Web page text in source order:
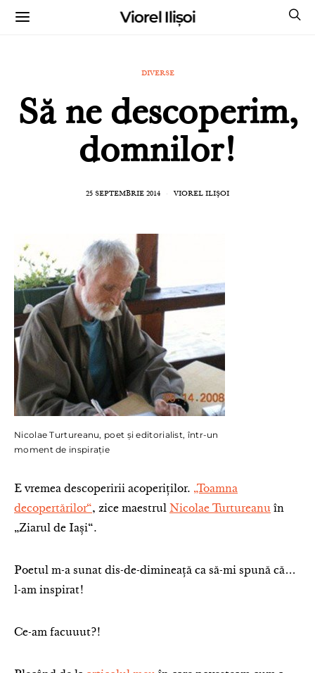
Viorel Ilișoi
DIVERSE
Să ne descoperim,
domnilor!
25 SEPTEMBRIE 2014 VIOREL ILIȘOI
Nicolae Turtureanu, poet și editorialist, într-un
moment de inspirație
E vremea descoperirii acoperiților. „Toamna
decopertărilor“, zice maestrul Nicolae Turtureanu în
„Ziarul de Iași“.
Poetul m-a sunat dis-de-dimineață ca să-mi spună că…
l-am inspirat!
Ce-am facuuut?!
CUMPĂRĂ CĂRȚILE MELE CU AUTOGRAF